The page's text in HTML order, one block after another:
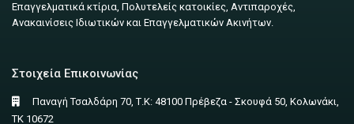
Επαγγελματικά κτίρια, Πολυτελείς κατοικίες, Αντιπαροχές,
Ανακαινίσεις Ιδιωτικών και Επαγγελματικών Ακινήτων.
Στοιχεία Επικοινωνίας
Παναγή Τσαλδάρη 70, Τ.Κ: 48100 Πρέβεζα - Σκουφά 50, Κολωνάκι,
ΤΚ 10672